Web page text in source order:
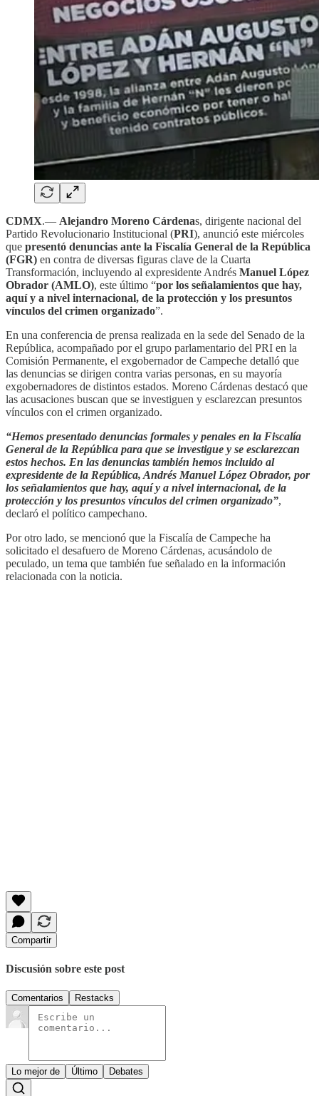
CDMX.— Alejandro Moreno Cárdenas, dirigente nacional del
Partido Revolucionario Institucional (PRI), anunció este miércoles
que presentó denuncias ante la Fiscalía General de la República
(FGR) en contra de diversas figuras clave de la Cuarta
Transformación, incluyendo al expresidente Andrés Manuel López
Obrador (AMLO), este último “por los señalamientos que hay,
aquí y a nivel internacional, de la protección y los presuntos
vínculos del crimen organizado”.
En una conferencia de prensa realizada en la sede del Senado de la
República, acompañado por el grupo parlamentario del PRI en la
Comisión Permanente, el exgobernador de Campeche detalló que
las denuncias se dirigen contra varias personas, en su mayoría
exgobernadores de distintos estados. Moreno Cárdenas destacó que
las acusaciones buscan que se investiguen y esclarezcan presuntos
vínculos con el crimen organizado.
“Hemos presentado denuncias formales y penales en la Fiscalía
General de la República para que se investigue y se esclarezcan
estos hechos. En las denuncias también hemos incluido al
expresidente de la República, Andrés Manuel López Obrador, por
los señalamientos que hay, aquí y a nivel internacional, de la
protección y los presuntos vínculos del crimen organizado”,
declaró el político campechano.
Por otro lado, se mencionó que la Fiscalía de Campeche ha
solicitado el desafuero de Moreno Cárdenas, acusándolo de
peculado, un tema que también fue señalado en la información
relacionada con la noticia.
Compartir
Discusión sobre este post
Comentarios Restacks
Lo mejor de Último Debates